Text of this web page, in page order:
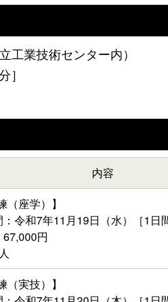
工業技術センター内）
］
内容
（座学）】
令和7年11月19日（水）［1日
円
（実技）】